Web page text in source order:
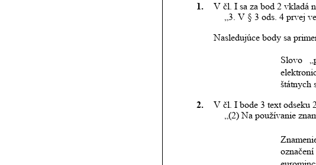
1.
V čl. I sa za bod 2 vkladá
„3. V § 3 ods. 4 prvej
Nasledujúce body sa
Slovo
štátnych
2.
V čl. I bode 3 text odseku
„(2) Na používanie
označení